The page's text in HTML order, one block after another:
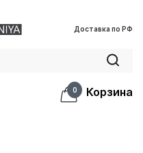
Доставка по РФ
0 Корзина